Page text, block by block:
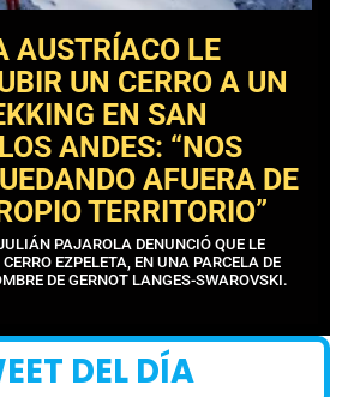
AUSTRÍACO LE
UN CERRO A UN
EN SAN
ANDES: “NOS
AFUERA DE
TERRITORIO”
PAJAROLA DENUNCIÓ QUE LE
EZPELETA, EN UNA PARCELA DE
DE GERNOT LANGES-SWAROVSKI.
DEL DÍA